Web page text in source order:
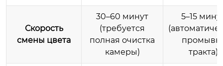
Скорость
смены цвета
30–60 минут
(требуется
полная очистка
камеры)
5–15
тракта)